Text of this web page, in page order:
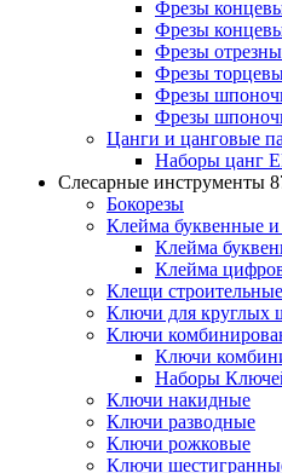
Фрезы
Фрезы
Фрезы
Фрезы
Фрезы
Фрезы
Цанги и цанговые
Наборы цанг
Слесарные инструменты
Бокорезы
Клейма буквенные
Клейма
Клейма
Клещи строительные
Ключи для круглых
Ключи
Ключи
Наборы
Ключи накидные
Ключи разводные
Ключи рожковые
Ключи